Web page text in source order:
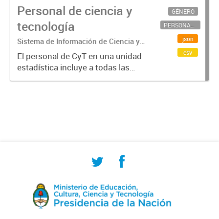
Personal de ciencia y
tecnología
Sistema de Información de Ciencia y
Tecnología Argentino (SICYTAR)
El personal de CyT en una unidad
estadística incluye a todas las
personas involucradas
GÉNERO
PERSONAL CIENTÍFICO-TECNOLÓGICO
json
csv